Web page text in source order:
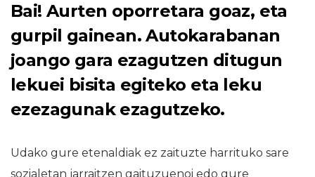
Bai! Aurten oporretara goaz, eta
gurpil gainean. Autokarabanan
joango gara ezagutzen ditugun
lekuei bisita egiteko eta leku
ezezagunak ezagutzeko.
Udako gure etenaldiak ez zaituzte harrituko sare
sozialetan jarraitzen gaituzuenoi edo gure